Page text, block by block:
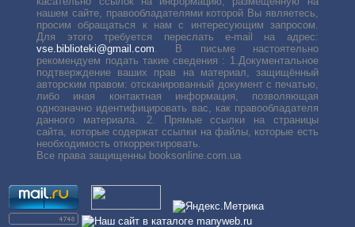
нашем сайте, правообладателями которой Вы являетесь,
просим обращаться к нам с интересующим запросом.
Для этого требуется переслать е-mail на адрес:
vse.biblioteki@gmail.com. В письме настоятельно
рекомендуем подать такие сведения : 1.Документальное
подтверждение ваших прав на материал, защищённый
авторским правом: отсканированный документ с печатью,
либо иная контактная информация, позволяющая
однозначно идентифицировать вас, как правообладателя
данного материала. 2. Прямые ссылки на страницы
сайта, которые содержат ссылки на файлы, которые есть
необходимость откорректировать.
Все права защищенны booksonline.com.ua